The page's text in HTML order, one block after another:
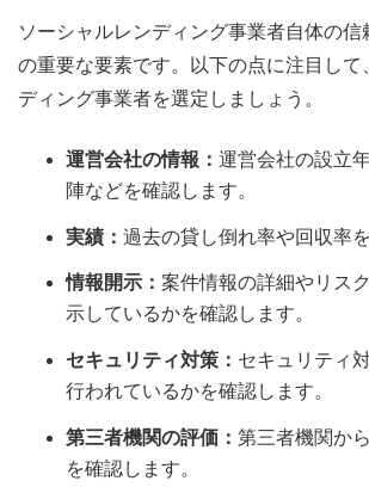
ソーシャルレンディング事業者自体の
の重要な要素です。以下の点に注目して
ディング事業者を選定しましょう。
運営会社の情報： 運営会社の設立
陣などを確認します。
実績： 過去の貸し倒れ率や回収率
情報開示： 案件情報の詳細やリス
示しているかを確認します。
セキュリティ対策： セキュリティ
行われているかを確認します。
第三者機関の評価： 第三者機関か
を確認します。